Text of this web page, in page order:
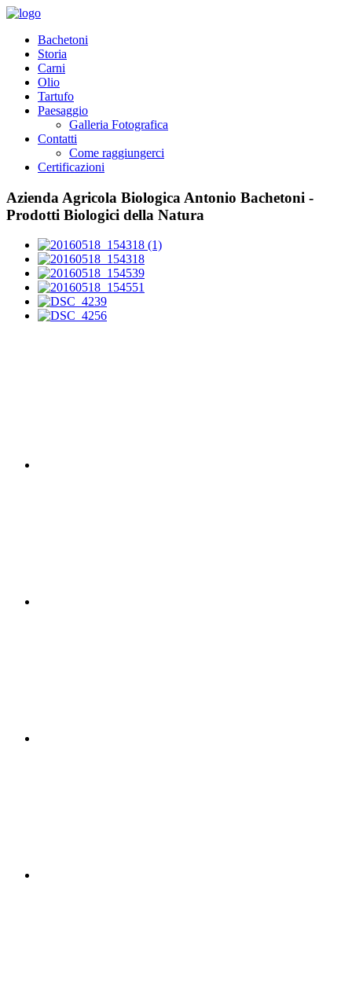
Bachetoni
Storia
Carni
Olio
Tartufo
Paesaggio
Galleria Fotografica
Contatti
Come raggiungerci
Certificazioni
Azienda Agricola Biologica Antonio Bachetoni -
Prodotti Biologici della Natura